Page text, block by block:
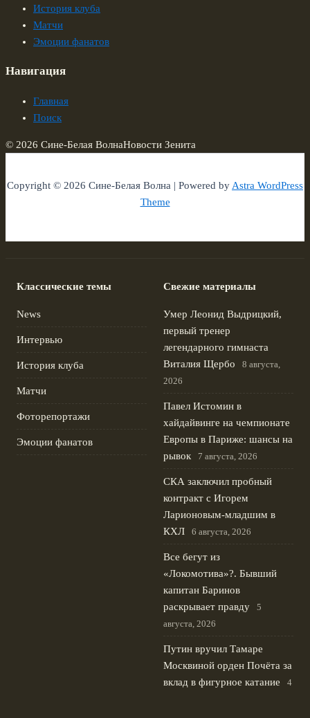
История клуба
Матчи
Эмоции фанатов
Навигация
Главная
Поиск
© 2026 Сине-Белая ВолнаНовости Зенита
Copyright © 2026 Сине-Белая Волна | Powered byAstra WordPress
Theme
Классические темы
News
Интервью
История клуба
Матчи
Фоторепортажи
Эмоции фанатов
Свежие материалы
Умер Леонид Выдрицкий,
первый тренер
легендарного гимнаста
Виталия Щербо
8 августа,
2026
Павел Истомин в
хайдайвинге на чемпионате
Европы в Париже: шансы на
рывок
7 августа, 2026
СКА заключил пробный
контракт с Игорем
Ларионовым‑младшим в
КХЛ
6 августа, 2026
Все бегут из
«Локомотива»?. Бывший
капитан Баринов
раскрывает правду
5
августа, 2026
Путин вручил Тамаре
Москвиной орден Почёта за
вклад в фигурное катание
4